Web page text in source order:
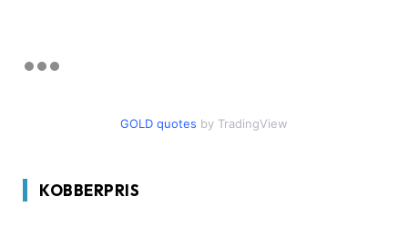
GOLD quotes by TradingView
KOBBERPRIS